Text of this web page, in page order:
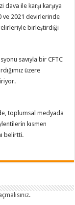
ile karşı karşıya
ve 2021 devirlerinde
birleştirdiği
savıyla bir CFTC
üzere
toplumsal medyada
kısmen
belirtti.
.